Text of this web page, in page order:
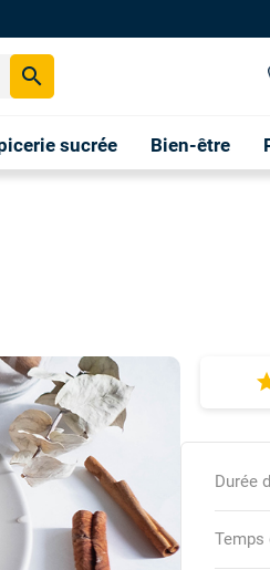
search
sucrée Bien-être
Durée
Temps